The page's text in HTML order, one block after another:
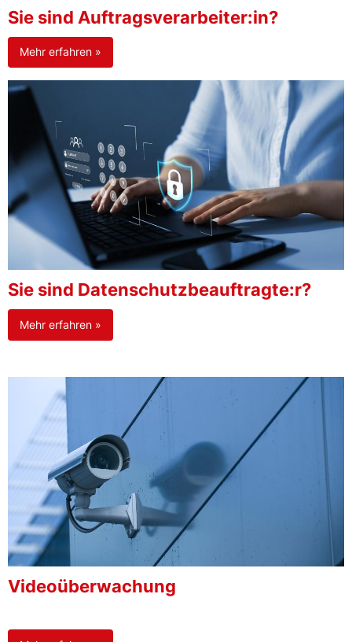
Sie sind Auftragsverarbeiter:in?
Mehr erfahren »
Sie sind Datenschutzbeauftragte:r?
Mehr erfahren »
Videoüberwachung